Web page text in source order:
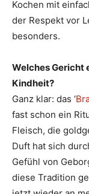
Kochen mit
der Respekt vor
besonders.
Welches Gericht
Kindheit?
Ganz klar: das ‘
fast schon ein
Fleisch, die
Duft hat sich
Gefühl von
diese Tradition